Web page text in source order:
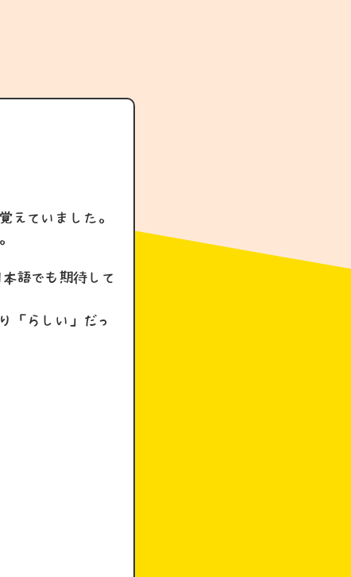
えていました。
本語でも期待して
「らしい」だっ